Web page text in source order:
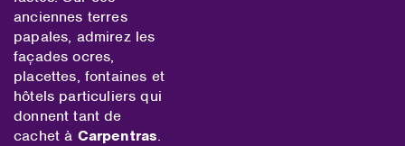
anciennes terres
papales, admirez les
façades ocres,
placettes, fontaines et
hôtels particuliers qui
donnent tant de
cachet à Carpentras.